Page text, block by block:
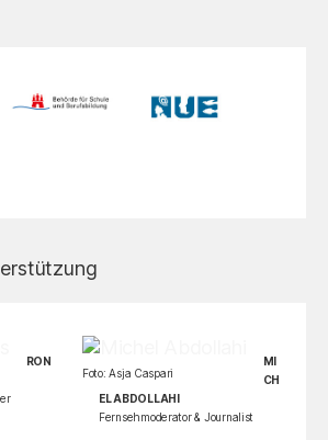
RON
Foto: Asja Caspari
MI
CH
EL ABDOLLAHI
Fernsehmoderator & Journalist